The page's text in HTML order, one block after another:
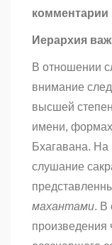
комментарии
Иерархия
В отношении
внимание
высшей
имени,
Бхагавана. На
слушание
махантами. В
произведения